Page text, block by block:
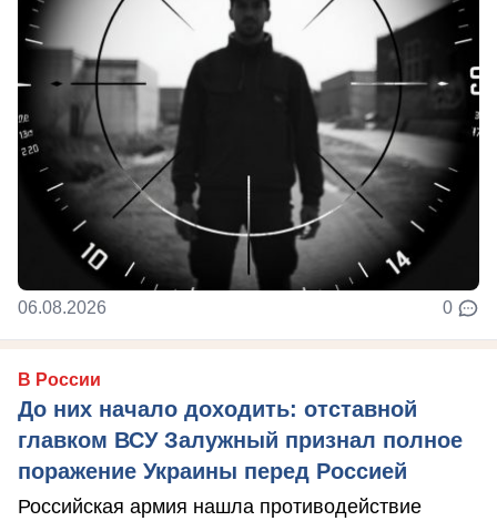
06.08.2026 0
В России
До них начало доходить: отставной
главком ВСУ Залужный признал полное
поражение Украины перед Россией
Российская армия нашла противодействие